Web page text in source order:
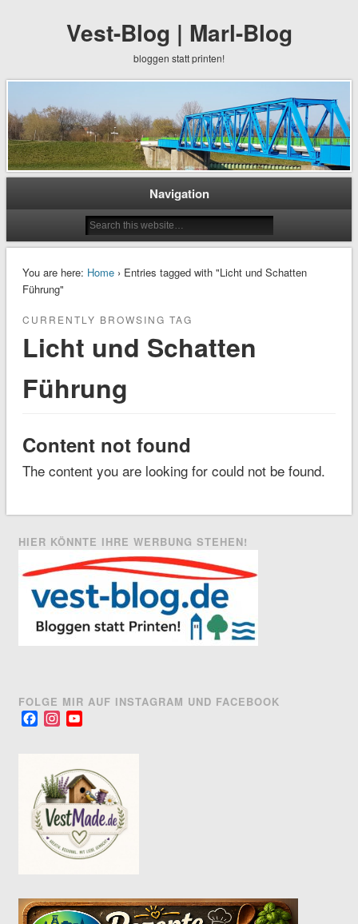
Vest-Blog | Marl-Blog
bloggen statt printen!
Navigation
You are here: Home› Entries tagged with "Licht und Schatten
Führung"
CURRENTLY BROWSING TAG
Licht und Schatten
Führung
Content not found
The content you are looking for could not be found.
HIER KÖNNTE IHRE WERBUNG STEHEN!
FOLGE MIR AUF INSTAGRAM UND FACEBOOK
FacebookInstagram